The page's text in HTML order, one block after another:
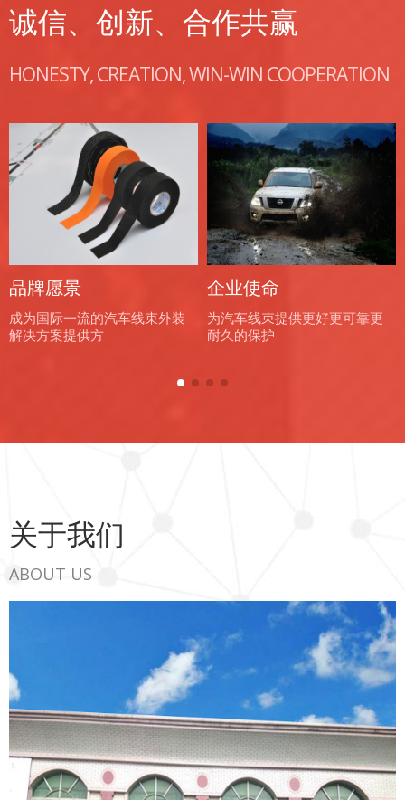
诚信、创新、合作共赢
HONESTY, CREATION, WIN-WIN COOPERATION
品牌愿景
成为国际一流的汽车线束外装
解决方案提供方
企业使命
为汽车线束提供更好更可靠更
耐久的保护
关于我们
ABOUT US